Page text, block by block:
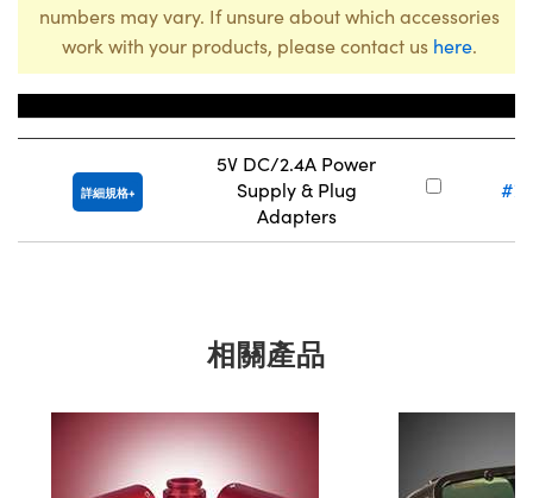
numbers may vary. If unsure about which accessories
work with your products, please contact us here.
詳細規格
5V DC/2.4A Power
Supply & Plug
Adapters
相關產品